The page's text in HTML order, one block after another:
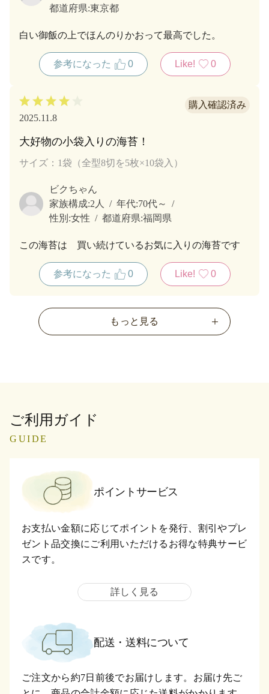
都道府県:東京都
白い御飯の上でほんのりかおって最高でした。
参考になった 0 Like! 0
2025.11.8
大好物の小袋入りの海苔！
サイズ：1袋（全型8切を5枚×10袋入）
ビクちゃん
家族構成:2人 年代:70代～
性別:女性 都道府県:福岡県
この海苔は 買い続けているお気に入りの海苔です
参考になった 0 Like! 0
もっと見る
ご利用ガイド
GUIDE
ポイントサービス
お支払い金額に応じてポイントを発行、割引やプレ
ゼント品交換にご利用いただけるお得な特典サービ
スです。
詳しく見る
配送・送料について
ご注文から約7日前後でお届けします。お届け先ご